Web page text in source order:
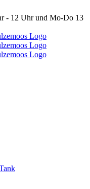
- 12 Uhr und Mo-Do 13